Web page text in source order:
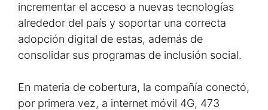
incrementar el acceso a nuevas tecnologías
alrededor del país y soportar una correcta
adopción digital de estas, además de
consolidar sus programas de inclusión social.
En materia de cobertura, la compañía conectó,
por primera vez, a internet móvil 4G, 473